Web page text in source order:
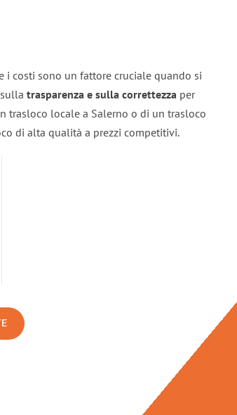
i costi sono un fattore cruciale quando si
trasparenza e sulla correttezza per
trasloco locale a Salerno o di un trasloco
di alta qualità a prezzi competitivi.